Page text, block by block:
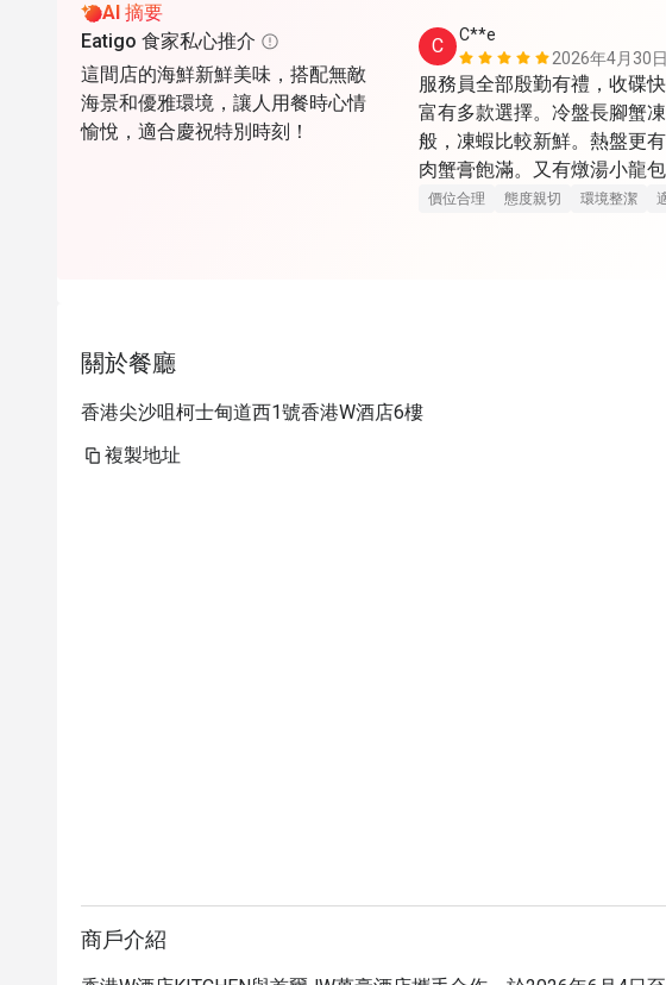
AI 摘要
Eatigo 食家私心推介
這間店的海鮮新鮮美味，搭配無敵
海景和優雅環境，讓人用餐時心情
愉悅，適合慶祝特別時刻！
C
C**e
2026年4月30日
服務員全部殷勤有禮，收碟
富有多款選擇。冷盤長腳蟹
般，凍蝦比較新鮮。熱盤更
肉蟹膏飽滿。又有燉湯小龍
喜。甜品最出色，葡撻很地道
糕。蘋果汁檸檬茶橙汁咖啡
價位合理 態度親切 環境整潔
關於餐廳
香港尖沙咀柯士甸道西1號香港W酒店6樓
複製地址
商戶介紹